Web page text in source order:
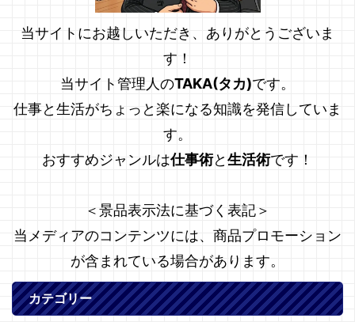
当サイトにお越しいただき、ありがとうございま
す！
当サイト管理人のTAKA(タカ)です。
仕事と生活がちょっと楽になる知識を発信していま
す。
おすすめジャンルは仕事術と生活術です！
＜景品表示法に基づく表記＞
当メディアのコンテンツには、商品プロモーション
が含まれている場合があります。
カテゴリー